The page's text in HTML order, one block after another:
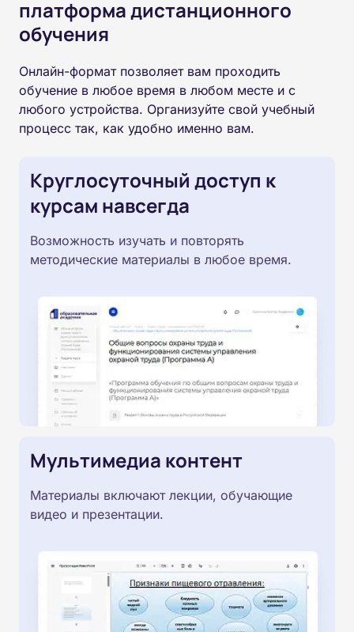
платформа дистанционного
обучения
Онлайн-формат позволяет вам проходить
обучение в любое время в любом месте и с
любого устройства. Организуйте свой учебный
процесс так, как удобно именно вам.
Круглосуточный доступ к
курсам навсегда
Возможность изучать и повторять
методические материалы в любое время.
Мультимедиа контент
Материалы включают лекции, обучающие
видео и презентации.